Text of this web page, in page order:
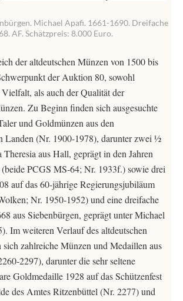
Michael Apafi. 1661-1690. Dreifache
AF. Schätzpreis: 8.000 Euro.
der altdeutschen Münzen von 1500 bis
der Auktion 80, sowohl
als auch der Qualität der
Zu Beginn finden sich ausgesuchte
und Goldmünzen aus den
Landen (Nr. 1900-1978), darunter zwei ½
aus Hall, geprägt in den Jahren
PCGS MS-64; Nr. 1933f.) sowie drei
auf das 60-jährige Regierungsjubiläum
Nr. 1950-1952) und eine dreifache
aus Siebenbürgen, geprägt unter Michael
Im weiteren Verlauf des altdeutschen
zahlreiche Münzen und Medaillen aus
2297), darunter die sehr seltene
Goldmedaille 1928 auf das Schützenfest
des Amtes Ritzenbüttel (Nr. 2277) und